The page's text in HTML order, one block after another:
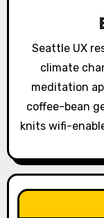
n
Seattle UX
climate
meditation
coffee-bean
knits wifi-